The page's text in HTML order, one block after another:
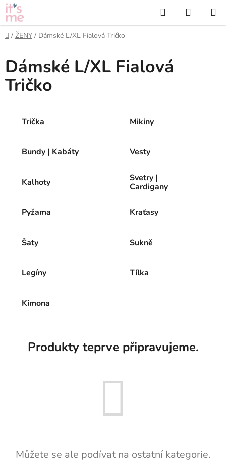
Přejít
na
obsah
Hledat
KOŠÍK
Domů
/ ŽENY / Dámské L/XL Fialová Tričko
Dámské L/XL Fialová
Tričko
Trička Mikiny
Bundy | Kabáty Vesty
Kalhoty
Svetry |
Cardigany
Pyžama Kraťasy
Šaty Sukně
Legíny Tílka
Kimona
Produkty teprve připravujeme.
Můžete se ale podívat na ostatní kategorie.